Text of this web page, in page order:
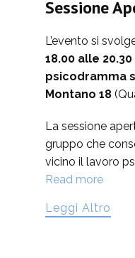
Sessione
L’evento si
18.00 alle
psicodramma
Montano 18
La sessione
gruppo che
vicino il lavoro
Read more
Leggi Altro